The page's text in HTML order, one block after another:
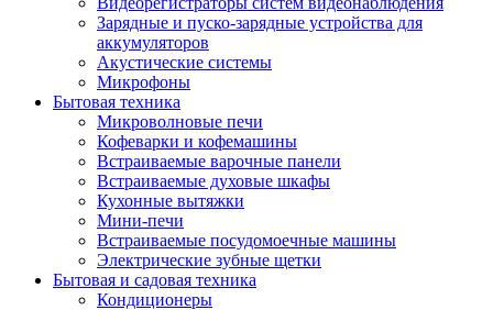
Зарядные и пуско-зарядные устройства для
аккумуляторов
Акустические системы
Микрофоны
Бытовая техника
Микроволновые печи
Кофеварки и кофемашины
Встраиваемые варочные панели
Встраиваемые духовые шкафы
Кухонные вытяжки
Мини-печи
Встраиваемые посудомоечные машины
Электрические зубные щетки
Бытовая и садовая техника
Кондиционеры